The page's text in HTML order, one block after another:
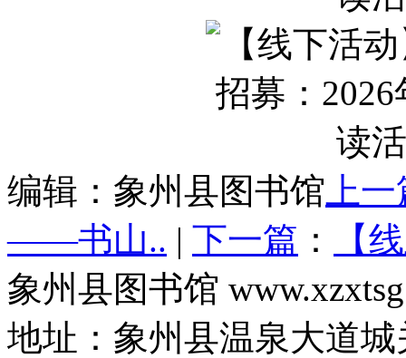
编辑：象州县图书馆 上
——书山.. | 下一篇 ：
【
象州县图书馆
地址：象州县温泉大道